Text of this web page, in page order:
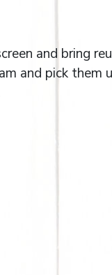
and bring
and pick them